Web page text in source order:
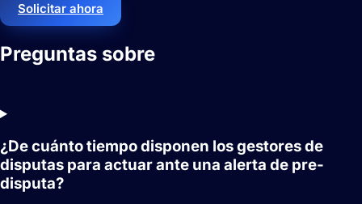
Solicitar ahora
Preguntas sobre
¿De cuánto tiempo disponen los gestores de
disputas para actuar ante una alerta de pre-
disputa?